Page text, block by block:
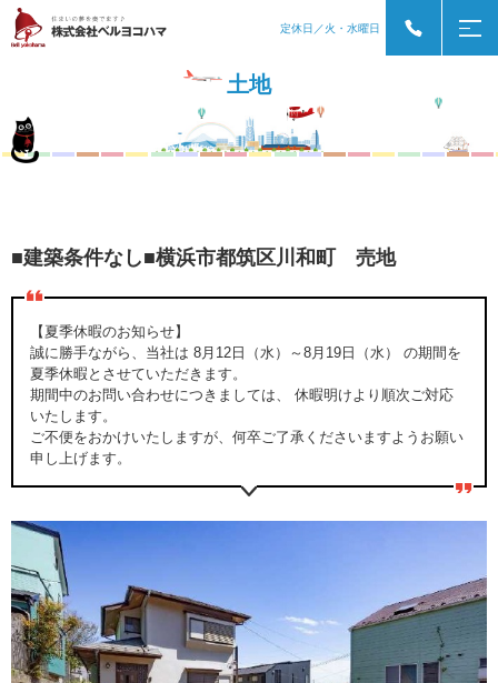
定休日／火・水曜日
土地
■建築条件なし■横浜市都筑区川和町 売地
【夏季休暇のお知らせ】
誠に勝手ながら、当社は 8月12日（水）～8月19日（水） の期間を
夏季休暇とさせていただきます。
期間中のお問い合わせにつきましては、 休暇明けより順次ご対応
いたします。
ご不便をおかけいたしますが、何卒ご了承くださいますようお願い
申し上げます。